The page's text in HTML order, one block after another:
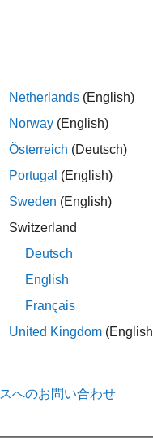
Notes
How useful was this
Netherlands (English)
Norway (English)
Österreich (Deutsch)
Portugal (English)
Sweden (English)
Switzerland
Deutsch
English
Français
United Kingdom
へのお問い合わせ